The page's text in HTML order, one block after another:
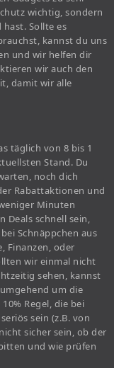
wichtig, sondern
hast. Sollte es
kannst du uns
und wir helfen dir
wir auch den
damit wir alle
täglich von 8 bis 1
Stand. Du
noch dich
Rabattaktionen und
Minuten
Deals schnell sein,
Schnäppchen aus
Finanzen, oder
wir einmal nicht
sehen, kannst
um die
Regel, die bei
sein (z.B. von
sicher sein, ob der
und wie prüfen